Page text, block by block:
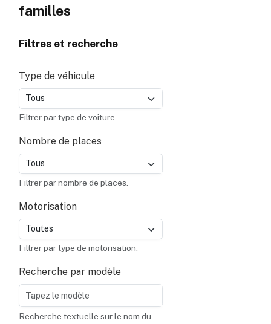
familles
Filtres et recherche
Type de véhicule
Filtrer par type de voiture.
Nombre de places
Filtrer par nombre de places.
Motorisation
Filtrer par type de motorisation.
Recherche par modèle
Recherche textuelle sur le nom du